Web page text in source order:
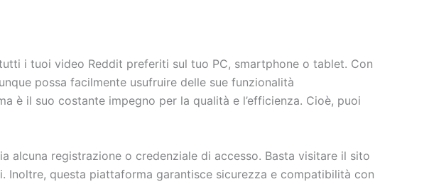
i tuoi video Reddit preferiti sul tuo PC, smartphone o tablet. Con
possa facilmente usufruire delle sue funzionalità
è il suo costante impegno per la qualità e l’efficienza. Cioè, puoi
alcuna registrazione o credenziale di accesso. Basta visitare il sito
Inoltre, questa piattaforma garantisce sicurezza e compatibilità con